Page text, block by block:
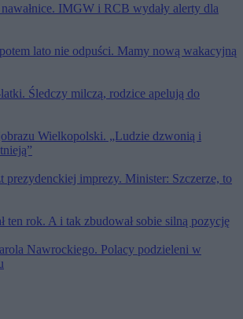
IMGW i RCB wydały alerty dla
lato nie odpuści. Mamy nową wakacyjną
Śledczy milczą, rodzice apelują do
Wielkopolski. „Ludzie dzwonią i
prezydenckiej imprezy. Minister: Szczerze, to
ten rok. A i tak zbudował sobie silną pozycję
Nawrockiego. Polacy podzieleni w